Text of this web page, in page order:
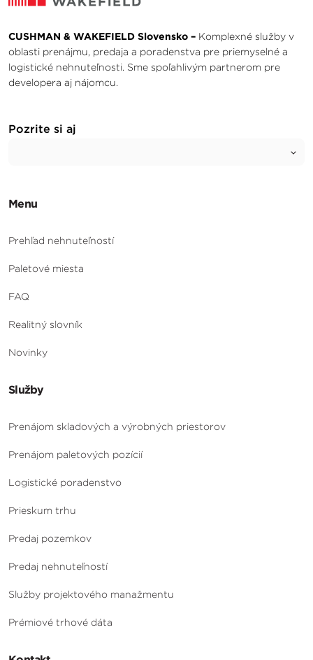
CUSHMAN & WAKEFIELD Slovensko – Komplexné služby v
oblasti prenájmu, predaja a poradenstva pre priemyselné a
logistické nehnuteľnosti. Sme spoľahlivým partnerom pre
developera aj nájomcu.
Pozrite si aj
Menu
Prehľad nehnuteľností
Paletové miesta
FAQ
Realitný slovník
Novinky
Služby
Prenájom skladových a výrobných priestorov
Prenájom paletových pozícií
Logistické poradenstvo
Prieskum trhu
Predaj pozemkov
Predaj nehnuteľností
Služby projektového manažmentu
Prémiové trhové dáta